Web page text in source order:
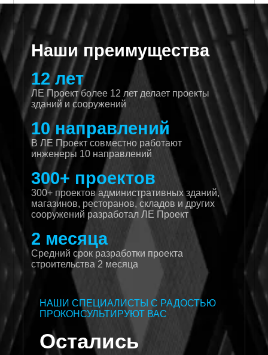
Наши преимущества
12 лет
ЛЕ Проект более 12 лет делает проекты
зданий и сооружений
10 направлений
В ЛЕ Проект совместно работают
инженеры 10 направлений
300+ проектов
300+ проектов административных зданий,
магазинов, ресторанов, складов и других
сооружений разработал ЛЕ Проект
2 месяца
Средний срок разработки проекта
строительства 2 месяца
НАШИ СПЕЦИАЛИСТЫ С РАДОСТЬЮ
ПРОКОНСУЛЬТИРУЮТ ВАС
Остались